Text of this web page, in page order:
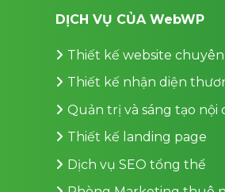
DỊCH VỤ CỦA WebWP
Thiết kế website
Thiết kế nhận diện
Quản trị và sáng tạo nội
Thiết kế landing page
Dịch vụ SEO tổng thể